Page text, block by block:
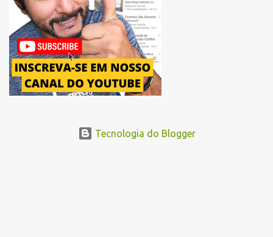
Abraão Ribeiro, passando ao lado do Memorial da América Latina,
acessando a Avenida Norma Pieruccini Giannotti, a Avenida Rudge e
...
Tecnologia do Blogger